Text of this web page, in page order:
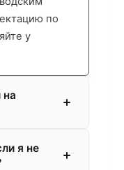
по
у
на
я не